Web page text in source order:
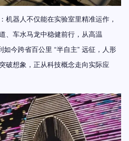
机器人不仅能在实验室里精准运作，
、车水马龙中稳健前行，从高温
如今跨省百公里 “半自主” 远征，人形
破想象，正从科技概念走向实际应